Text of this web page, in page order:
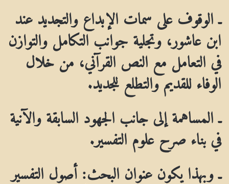
ـ الوقوف على سمات الإبداع والتجديد عند
ابن عاشور، وتجلية جوانب التكامل والتوازن
في التعامل مع النص القرآني، من خلال
الوفاء للقديم والتطلع للجديد.
ـ المساهمة إلى جانب الجهود السابقة والآنية
في بناء صرح علوم التفسير.
ـ وبهذا يكون عنوان البحث:أصول التفسير